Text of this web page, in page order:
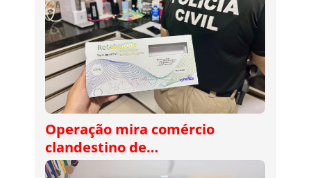
Operação mira comércio
clandestino de…